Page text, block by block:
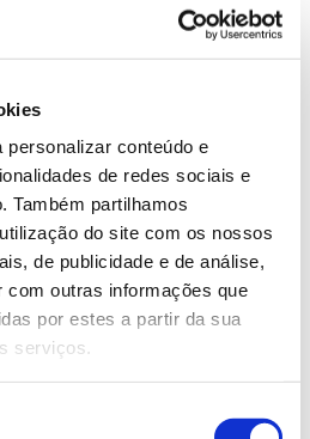
conteúdo e
de redes sociais e
Também partilhamos
do site com os nossos
de publicidade e de análise,
com outras informações que
por estes a partir da sua
serviços.
reduziu-se face a 2019
de 30%, o que
vários produtores
foi prejudicial – com
mais doenças nos frutos
limitaram o
entanto, o aumento de
esta
para a maior colheita de